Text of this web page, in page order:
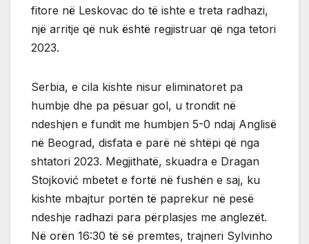
fitore në Leskovac do të ishte e treta radhazi,
një arritje që nuk është regjistruar që nga tetori
2023.
Serbia, e cila kishte nisur eliminatoret pa
humbje dhe pa pësuar gol, u trondit në
ndeshjen e fundit me humbjen 5-0 ndaj Anglisë
në Beograd, disfata e parë në shtëpi që nga
shtatori 2023. Megjithatë, skuadra e Dragan
Stojković mbetet e fortë në fushën e saj, ku
kishte mbajtur portën të paprekur në pesë
ndeshje radhazi para përplasjes me anglezët.
Në orën 16:30 të së premtes, trajneri Sylvinho